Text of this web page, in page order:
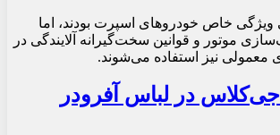
ویژگی خاص خودروهای اسپرت بودند، اما
موتور و قوانین سخت‌گیرانه آلایندگی در
معمولی نیز استفاده می‌شوند.
در لباس آفرودر